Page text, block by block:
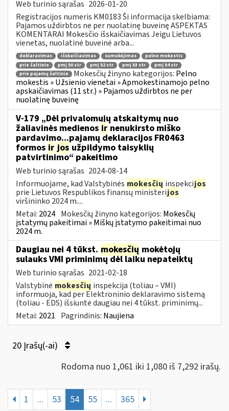
Web turinio sąrašas 2026-01-20
Registracijos numeris KM0183 Ši informacija skelbiama:
Pajamos uždirbtos ne per nuolatinę buveinę ASPEKTAS
KOMENTARAI Mokesčio išskaičiavimas Jeigu Lietuvos
vienetas, nuolatinė buveinė arba...
deklaravimas išskaičiavimas sumokėjimas
pelno mokestis
prie šaltinio
pmį 50 str pmį 52 str pmį 53 str
pmį 54 str
prie pajamų šaltinio
Mokesčių žinyno kategorijos: Pelno
mokestis » Užsienio vienetai » Apmokestinamojo pelno
apskaičiavimas (11 str.) » Pajamos uždirbtos ne per
nuolatinę buveinę
V-179 „Dėl privalomųjų atskaitymų nuo
žaliavinės medienos ir nenukirsto miško
pardavimo...pajamų deklaracijos FR0463
formos ir jos užpildymo taisyklių
patvirtinimo“ pakeitimo
Web turinio sąrašas 2024-08-14
Informuojame, kad Valstybinės mokesčių inspekcijos
prie Lietuvos Respublikos finansų ministerijos
viršininko 2024 m....
Metai: 2024 Mokesčių žinyno kategorijos: Mokesčių
įstatymų pakeitimai » Miškų įstatymo pakeitimai nuo
2024 m.
Daugiau nei 4 tūkst. mokesčių mokėtojų
sulauks VMI priminimų dėl laiku nepateiktų
Web turinio sąrašas 2021-02-18
Valstybinė mokesčių inspekcija (toliau – VMI)
informuoja, kad per Elektroninio deklaravimo sistemą
(toliau - EDS) išsiuntė daugiau nei 4 tūkst. priminimų...
Metai: 2021 Pagrindinis: Naujiena
20 Įrašų(-ai)
Rodoma nuo 1,061 iki 1,080 iš 7,292 irašų.
1 ... 53 54 55 ... 365